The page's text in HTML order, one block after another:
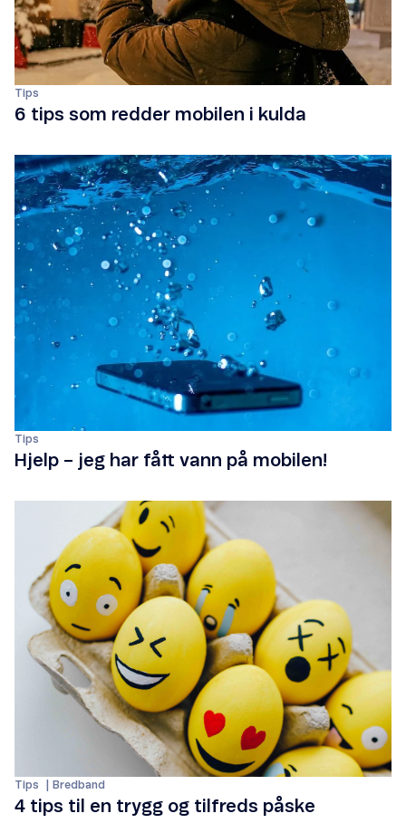
Tips
6 tips som redder mobilen i kulda
Tips
Hjelp – jeg har fått vann på mobilen!
Tips Bredband
4 tips til en trygg og tilfreds påske